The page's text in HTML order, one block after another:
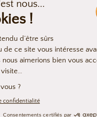
Mentions légales
Compliance
Déclaration d’accessibilité
Les argumentaires produits